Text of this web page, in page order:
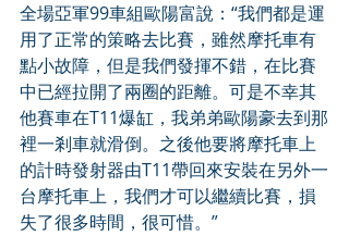
全場亞軍99車組歐陽富說：“我們都是運
用了正常的策略去比賽，雖然摩托車有
點小故障，但是我們發揮不錯，在比賽
中已經拉開了兩圈的距離。可是不幸其
他賽車在T11爆缸，我弟弟歐陽豪去到那
裡一剎車就滑倒。之後他要將摩托車上
的計時發射器由T11帶回來安裝在另外一
台摩托車上，我們才可以繼續比賽，損
失了很多時間，很可惜。”